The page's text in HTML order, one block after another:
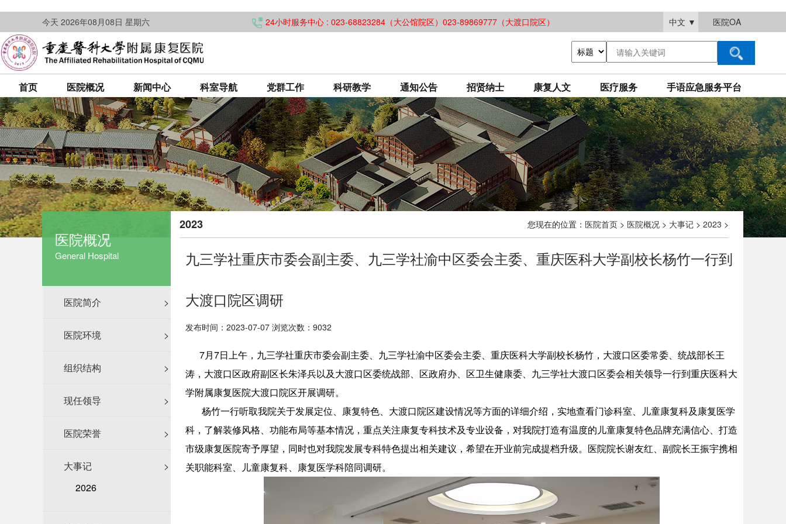
今天 2026年08月08日 星期六 24小时服务中心 : 023-68823284（大公馆院区）023-89869777（大渡口院区） 中文 ▼ 医院OA
首页 医院概况 新闻中心 科室导航 党群工作 科研教学 通知公告 招贤纳士 康复人文 医疗服务 手语应急服务平台
医院概况
General Hospital
医院简介 >
医院环境 >
组织结构 >
现任领导 >
医院荣誉 >
大事记
>
2026
2023 您现在的位置： 医院首页 > 医院概况 > 大事记 > 2023 >
九三学社重庆市委会副主委、九三学社渝中区委会主委、重庆医科大学副校长杨竹一行到
大渡口院区调研
发布时间：2023-07-07 浏览次数：9032
7月7日上午，九三学社重庆市委会副主委、九三学社渝中区委会主委、重庆医科大学副校长杨竹，大渡口区委常委、统战部长王
涛，大渡口区政府副区长朱泽兵以及大渡口区委统战部、区政府办、区卫生健康委、九三学社大渡口区委会相关领导一行到重庆医科大
学附属康复医院大渡口院区开展调研。
杨竹一行听取我院关于发展定位、康复特色、大渡口院区建设情况等方面的详细介绍，实地查看门诊科室、儿童康复科及康复医学
科，了解装修风格、功能布局等基本情况，重点关注康复专科技术及专业设备，对我院打造有温度的儿童康复特色品牌充满信心、打造
市级康复医院寄予厚望，同时也对我院发展专科特色提出相关建议，希望在开业前完成提档升级。医院院长谢友红、副院长王振宇携相
关职能科室、儿童康复科、康复医学科陪同调研。